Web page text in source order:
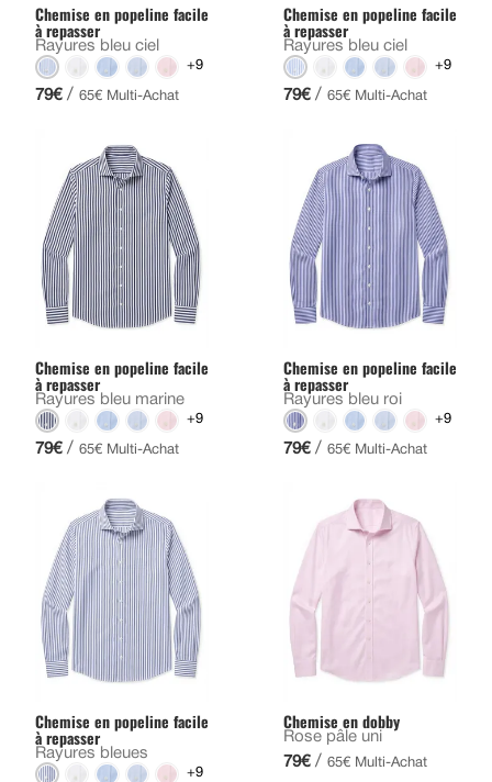
Chemise en popeline facile
à repasser
Rayures bleu ciel
+9
79€ / 65€ Multi-Achat
Chemise en popeline facile
à repasser
Rayures bleu ciel
+9
79€ / 65€ Multi-Achat
Chemise en popeline facile
à repasser
Rayures bleu marine
+9
79€ / 65€ Multi-Achat
Chemise en popeline facile
à repasser
Rayures bleu roi
+9
79€ / 65€ Multi-Achat
Chemise en popeline facile
à repasser
Rayures bleues
+9
Chemise en dobby
Rose pâle uni
79€ / 65€ Multi-Achat